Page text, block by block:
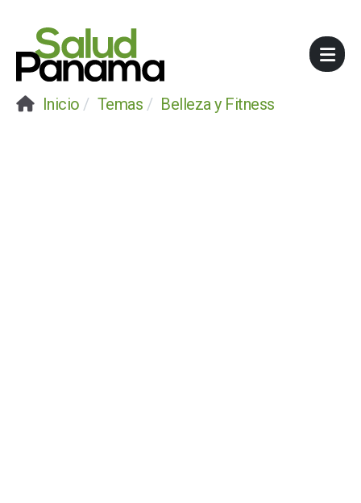
Inicio Temas Belleza y Fitness